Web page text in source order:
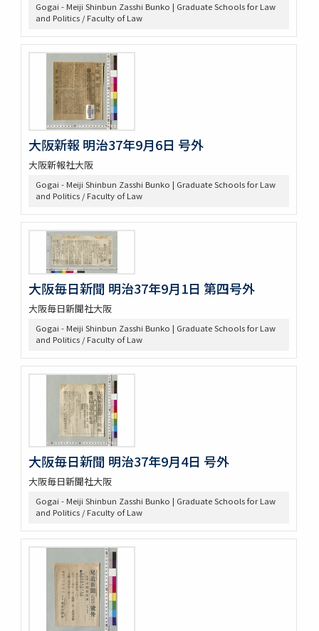
Gogai - Meiji Shinbun Zasshi Bunko | Graduate Schools for Law
and Politics / Faculty of Law
大阪新報 明治37年9月6日 号外
大阪新報社大阪
Gogai - Meiji Shinbun Zasshi Bunko | Graduate Schools for Law
and Politics / Faculty of Law
大阪毎日新聞 明治37年9月1日 第四号外
大阪毎日新聞社大阪
Gogai - Meiji Shinbun Zasshi Bunko | Graduate Schools for Law
and Politics / Faculty of Law
大阪毎日新聞 明治37年9月4日 号外
大阪毎日新聞社大阪
Gogai - Meiji Shinbun Zasshi Bunko | Graduate Schools for Law
and Politics / Faculty of Law